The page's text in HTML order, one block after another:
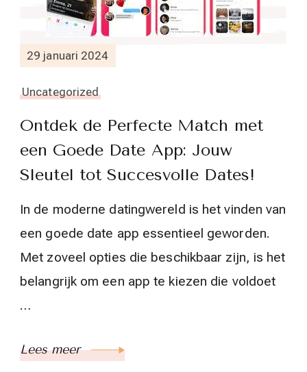
29 januari 2024
Uncategorized
Ontdek de Perfecte Match met
een Goede Date App: Jouw
Sleutel tot Succesvolle Dates!
In de moderne datingwereld is het vinden van
een goede date app essentieel geworden.
Met zoveel opties die beschikbaar zijn, is het
belangrijk om een app te kiezen die voldoet
…
Lees meer